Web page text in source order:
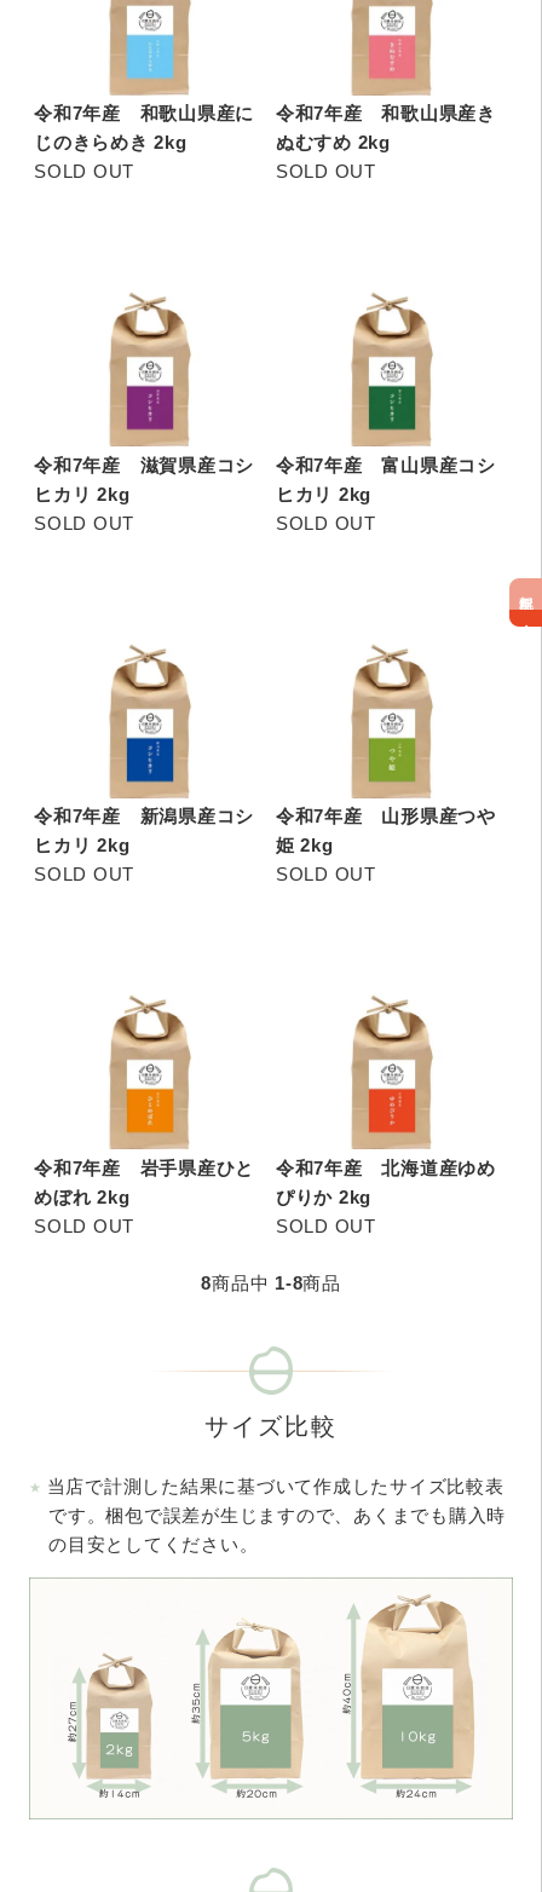
無料配達！
令和7年産 和歌山県産に
じのきらめき 2kg
SOLD OUT
令和7年産 和歌山県産き
ぬむすめ 2kg
SOLD OUT
令和7年産 滋賀県産コシ
ヒカリ 2kg
SOLD OUT
令和7年産 富山県産コシ
ヒカリ 2kg
SOLD OUT
令和7年産 新潟県産コシ
ヒカリ 2kg
SOLD OUT
令和7年産 山形県産つや
姫 2kg
SOLD OUT
令和7年産 岩手県産ひと
めぼれ 2kg
SOLD OUT
令和7年産 北海道産ゆめ
ぴりか 2kg
SOLD OUT
8商品中 1-8商品
サイズ比較
当店で計測した結果に基づいて作成したサイズ比較表
です。梱包で誤差が生じますので、あくまでも購入時
の目安としてください。